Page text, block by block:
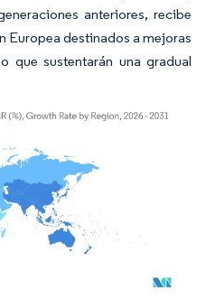
anteriores, recibe
Europea destinados a mejoras
que sustentarán una gradual